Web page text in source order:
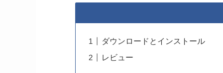
ダウンロードとインストール
レビュー